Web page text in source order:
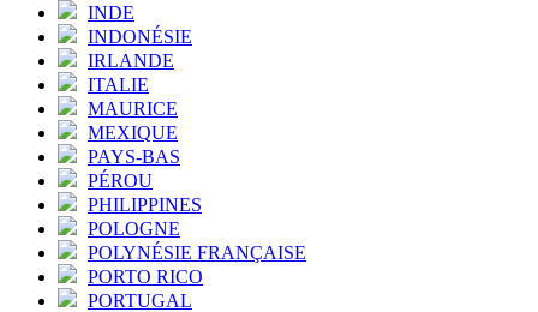
INDE
INDONÉSIE
IRLANDE
ITALIE
MAURICE
MEXIQUE
PAYS-BAS
PÉROU
PHILIPPINES
POLOGNE
POLYNÉSIE FRANÇAISE
PORTO RICO
PORTUGAL